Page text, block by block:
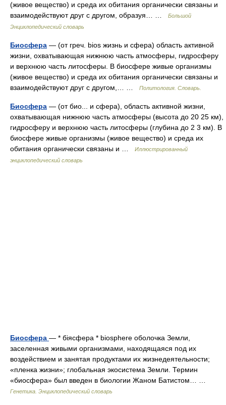
(живое вещество) и среда их обитания органически связаны и
взаимодействуют друг с другом, образуя… …
Большой
Энциклопедический словарь
Биосфера — (от греч. bios жизнь и сфера) область активной
жизни, охватывающая нижнюю часть атмосферы, гидросферу
и верхнюю часть литосферы. В биосфере живые организмы
(живое вещество) и среда их обитания органически связаны и
взаимодействуют друг с другом,… …
Политология. Словарь.
Биосфера — (от био... и сфера), область активной жизни,
охватывающая нижнюю часть атмосферы (высота до 20 25 км),
гидросферу и верхнюю часть литосферы (глубина до 2 3 км). В
биосфере живые организмы (живое вещество) и среда их
обитания органически связаны и …
Иллюстрированный
энциклопедический словарь
Биосфера — * біясфера * biosphere оболочка Земли,
заселенная живыми организмами, находящаяся под их
воздействием и занятая продуктами их жизнедеятельности;
«пленка жизни»; глобальная экосистема Земли. Термин
«биосфера» был введен в биологии Жаном Батистом… …
Генетика. Энциклопедический словарь